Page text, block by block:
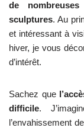
de
sculptures. Au
et intéressant à
hiver, je vous
d’intérêt.
Sachez que
difficile.
l’envahissement